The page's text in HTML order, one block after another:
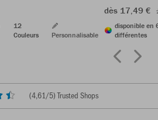
12
Couleurs
Personnalisable
dès 17,49 €
disponible en
différentes
(4,61/5) Trusted Shops